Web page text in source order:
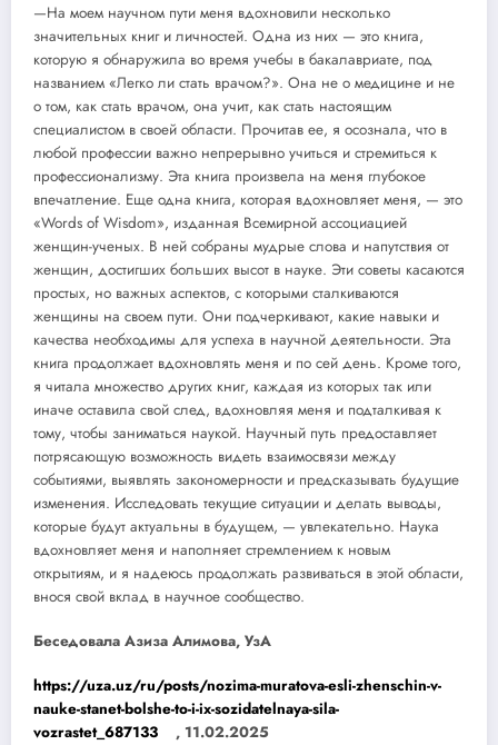
—На моем научном пути меня вдохновили несколько
значительных книг и личностей. Одна из них — это книга,
которую я обнаружила во время учебы в бакалавриате, под
названием «Легко ли стать врачом?». Она не о медицине и не
о том, как стать врачом, она учит, как стать настоящим
специалистом в своей области. Прочитав ее, я осознала, что в
любой профессии важно непрерывно учиться и стремиться к
профессионализму. Эта книга произвела на меня глубокое
впечатление. Еще одна книга, которая вдохновляет меня, — это
«Words of Wisdom», изданная Всемирной ассоциацией
женщин-ученых. В ней собраны мудрые слова и напутствия от
женщин, достигших больших высот в науке. Эти советы касаются
простых, но важных аспектов, с которыми сталкиваются
женщины на своем пути. Они подчеркивают, какие навыки и
качества необходимы для успеха в научной деятельности. Эта
книга продолжает вдохновлять меня и по сей день. Кроме того,
я читала множество других книг, каждая из которых так или
иначе оставила свой след, вдохновляя меня и подталкивая к
тому, чтобы заниматься наукой. Научный путь предоставляет
потрясающую возможность видеть взаимосвязи между
событиями, выявлять закономерности и предсказывать будущие
изменения. Исследовать текущие ситуации и делать выводы,
которые будут актуальны в будущем, — увлекательно. Наука
вдохновляет меня и наполняет стремлением к новым
открытиям, и я надеюсь продолжать развиваться в этой области,
внося свой вклад в научное сообщество.
Беседовала Азиза Алимова, УзА
https://uza.uz/ru/posts/nozima-muratova-esli-zhenschin-v-
nauke-stanet-bolshe-to-i-ix-sozidatelnaya-sila-
vozrastet_687133 , 11.02.2025